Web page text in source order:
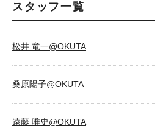
スタッフ一覧
松井 竜一@OKUTA
桑原陽子@OKUTA
遠藤 唯史@OKUTA